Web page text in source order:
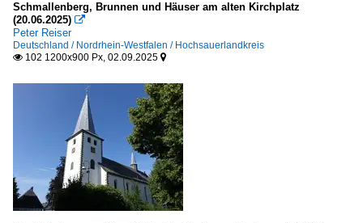
Schmallenberg, Brunnen und Häuser am alten Kirchplatz
(20.06.2025) 
Peter Reiser
Deutschland / Nordrhein-Westfalen / Hochsauerlandkreis
 102 1200x900 Px, 02.09.2025 